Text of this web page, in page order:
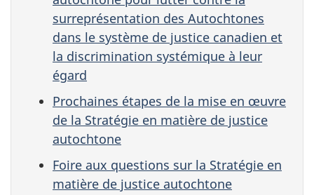
surreprésentation des Autochtones
dans le système de justice canadien et
la discrimination systémique à leur
égard
Prochaines étapes de la mise en œuvre
de la Stratégie en matière de justice
autochtone
Foire aux questions sur la Stratégie en
matière de justice autochtone